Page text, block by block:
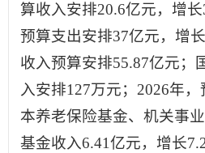
算收入安排20.6亿元，增
预算支出安排37亿元，增
收入预算安排55.87亿元；
入安排127万元；2026年
本养老保险基金、机关事
基金收入6.41亿元，增长